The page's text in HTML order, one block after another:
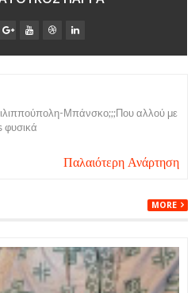
Μπάνσκο;;;Που αλλού με
φυσικά
Παλαιότερη Ανάρτηση
MORE